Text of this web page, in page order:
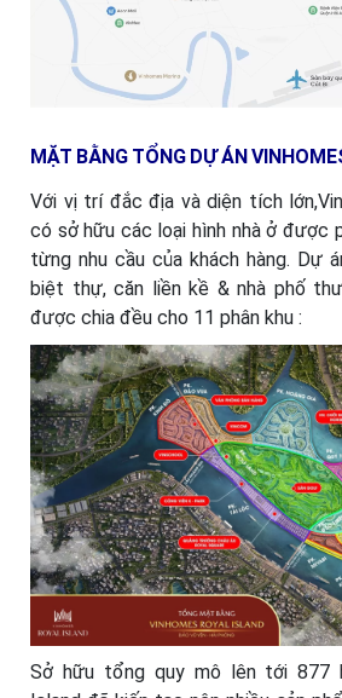
MẶT BẰNG TỔNG DỰ ÁN
Với vị trí đắc địa và diện tích
có sở hữu các loại hình nhà ở được
từng nhu cầu của khách hàng. Dự
biệt thự, căn liền kề & nhà phố
được chia đều cho 11 phân khu :
Sở hữu tổng quy mô lên tới 877